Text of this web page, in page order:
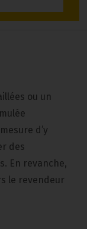
ou un
d’y
des
En revanche,
le revendeur